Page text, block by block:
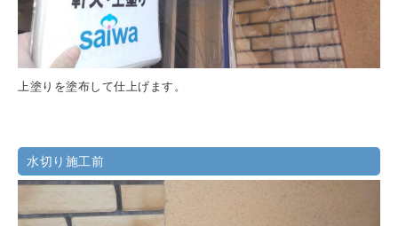
上塗りを塗布して仕上げます。
水切り施工前